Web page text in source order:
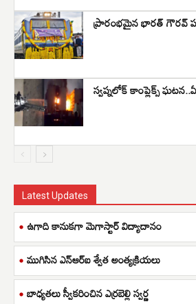
ప్రారంభమైన భారత్ గౌరవ్
స్వప్నలోక్ కాంప్లెక్స్
Latest Updates
ఉగాది కానుకగా మెగాస్టార్ విద్యాదానం
ముగిసిన ఎన్ఆర్ఐ శ్వేత అంత్యక్రియలు
బాధ్యతలు స్వీకరించిన ఎర్రబెల్లి స్వర్ణ